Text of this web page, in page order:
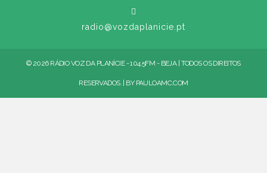
radio@vozdaplanicie.pt
© 2026 RÁDIO VOZ DA PLANÍCIE - 104.5FM - BEJA | TODOS OS DIREITOS
RESERVADOS. | BY PAULOAMC.COM